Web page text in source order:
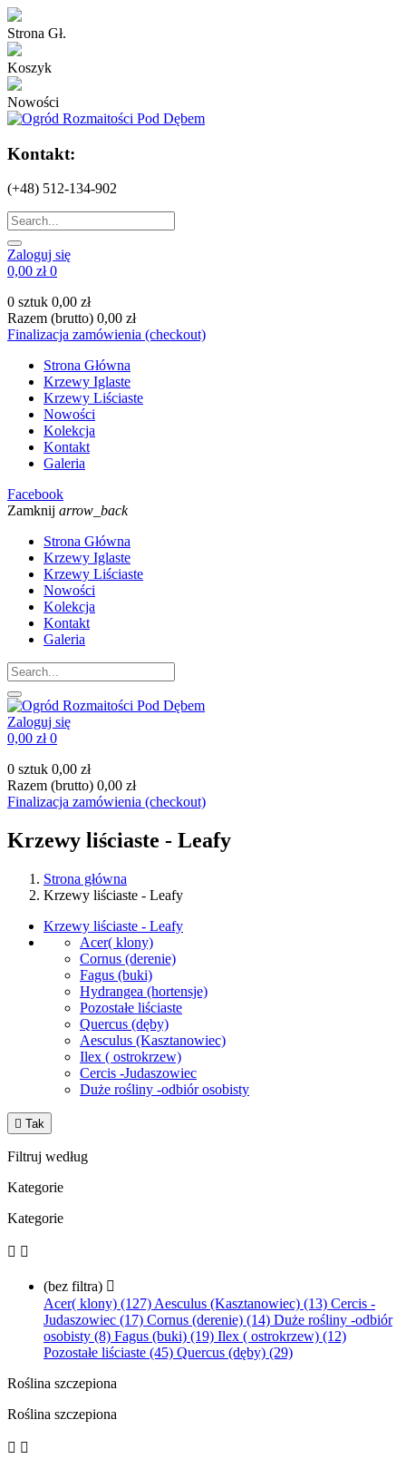
Strona Gł.
Koszyk
Nowości
Kontakt:
(+48) 512-134-902
Zaloguj się
0,00 zł 0
0 sztuk 0,00 zł
Razem (brutto) 0,00 zł
Finalizacja zamówienia (checkout)
Strona Główna
Krzewy Iglaste
Krzewy Liściaste
Nowości
Kolekcja
Kontakt
Galeria
Facebook
Zamknij arrow_back
Strona Główna
Krzewy Iglaste
Krzewy Liściaste
Nowości
Kolekcja
Kontakt
Galeria
Zaloguj się
0,00 zł 0
0 sztuk 0,00 zł
Razem (brutto) 0,00 zł
Finalizacja zamówienia (checkout)
Krzewy liściaste - Leafy
Strona główna
Krzewy liściaste - Leafy
Krzewy liściaste - Leafy
Acer( klony)
Cornus (derenie)
Fagus (buki)
Hydrangea (hortensje)
Pozostałe liściaste
Quercus (dęby)
Aesculus (Kasztanowiec)
Ilex ( ostrokrzew)
Cercis -Judaszowiec
Duże rośliny -odbiór osobisty
 Tak
Filtruj według
Kategorie
Kategorie
 
(bez filtra) 
Acer( klony) (127) Aesculus (Kasztanowiec) (13) Cercis -
Judaszowiec (17) Cornus (derenie) (14) Duże rośliny -odbiór
osobisty (8) Fagus (buki) (19) Ilex ( ostrokrzew) (12)
Pozostałe liściaste (45) Quercus (dęby) (29)
Roślina szczepiona
Roślina szczepiona
 